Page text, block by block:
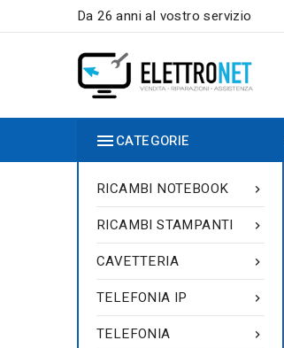
Da 26 anni al vostro servizio
CATEGORIE

RICAMBI NOTEBOOK

RICAMBI STAMPANTI

CAVETTERIA

TELEFONIA IP

TELEFONIA